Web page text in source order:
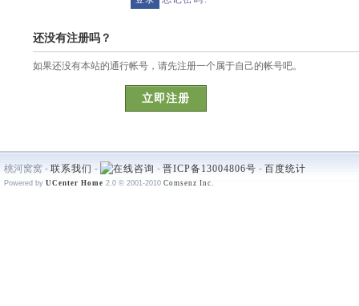
还没有注册吗？
如果还没有本站的通行帐号，请先注册一个属于自己的帐号吧。
立即注册
桃河窝窝 - 联系我们 - - 晋ICP备13004806号 - 百度统计
Powered by UCenter Home 2.0 © 2001-2010 Comsenz Inc.